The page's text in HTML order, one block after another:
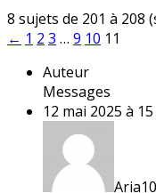
8 sujets de 201 à 208
← 1 2 3 … 9 10 11
Auteur
Messages
12 mai 2025 à
Aria10